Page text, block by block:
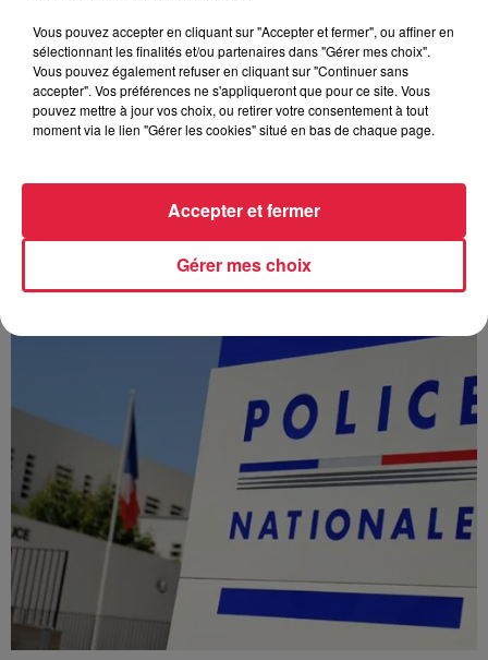
À Hoerdt, de l’eau brune sort des robinets
Depuis plusieurs jours, des habitants de Hoerdt ont vu de
nombreuses interrogations, la municipalité a pris...
Vous pouvez accepter en cliquant sur "Accepter et fermer", ou affiner en
sélectionnant les finalités et/ou partenaires dans "Gérer mes choix".
Vous pouvez également refuser en cliquant sur "Continuer sans
accepter". Vos préférences ne s'appliqueront que pour ce site. Vous
pouvez mettre à jour vos choix, ou retirer votre consentement à tout
moment via le lien "Gérer les cookies" situé en bas de chaque page.
Gérer mes choix
Accepter et fermer